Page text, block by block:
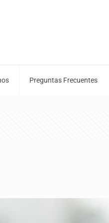
Preguntas Frecuentes